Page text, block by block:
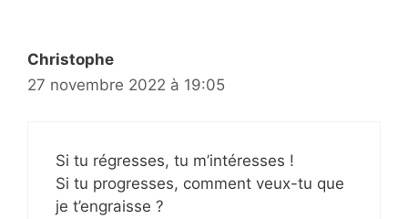
Christophe
27 novembre 2022 à 19:05
Si tu régresses, tu m’intéresses !
Si tu progresses, comment veux-tu que
je t’engraisse ?